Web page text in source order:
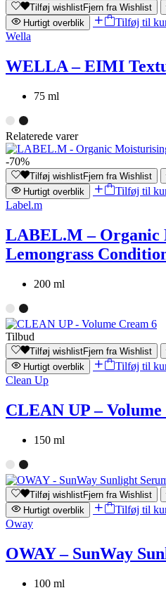
Tilføj wishlistFjern fra Wishlist
Hurtigt overblik
Tilføj til
Wella
WELLA – EIMI
75 ml
Relaterede varer
-70%
Tilføj wishlistFjern fra Wishlist
Hurtigt overblik
Tilføj til
Label.m
LABEL.M – Organic
Lemongrass
200 ml
Tilbud
Tilføj wishlistFjern fra Wishlist
Hurtigt overblik
Tilføj til
Clean Up
CLEAN UP –
150 ml
Tilføj wishlistFjern fra Wishlist
Hurtigt overblik
Tilføj til
Oway
OWAY – SunWay
100 ml